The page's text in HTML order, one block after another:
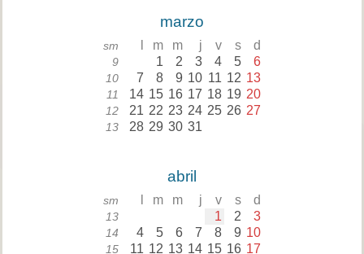
marzo
sm m m j v s d
9 1 2 3 4 5 6
10 7 8 9 10 11 12 13
11 14 15 16 17 18 19 20
12 21 22 23 24 25 26 27
13 28 29 30 31
abril
sm m m j v s d
13 1 2 3
14 4 5 6 7 8 9 10
15 11 12 13 14 15 16 17